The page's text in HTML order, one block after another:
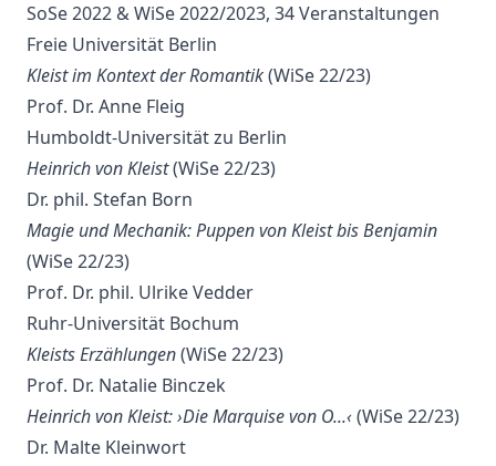
SoSe 2022 & WiSe 2022/2023, 34 Veranstaltungen
Freie Universität Berlin
Kleist im Kontext der Romantik(WiSe 22/23)
Prof. Dr. Anne Fleig
Humboldt-Universität zu Berlin
Heinrich von Kleist(WiSe 22/23)
Dr. phil. Stefan Born
Magie und Mechanik: Puppen von Kleist bis Benjamin
(WiSe 22/23)
Prof. Dr. phil. Ulrike Vedder
Ruhr-Universität Bochum
Kleists Erzählungen(WiSe 22/23)
Prof. Dr. Natalie Binczek
Heinrich von Kleist: ›Die Marquise von O...‹(WiSe 22/23)
Dr. Malte Kleinwort